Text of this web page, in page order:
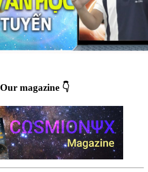
Our magazine 👇